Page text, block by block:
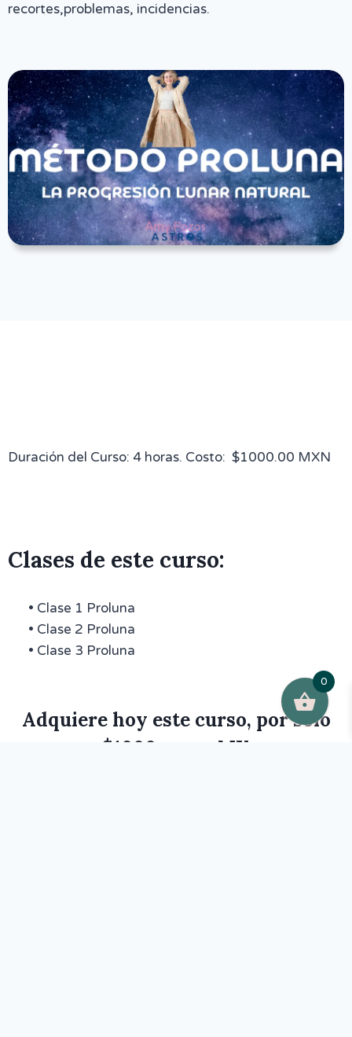
recortes,problemas, incidencias.
Duración del Curso: 4 horas. Costo: $1000.00 MXN
Clases de este curso:
• Clase 1 Proluna
• Clase 2 Proluna
• Clase 3 Proluna
Adquiere hoy este curso, por sólo
$1000 pesos MX
0